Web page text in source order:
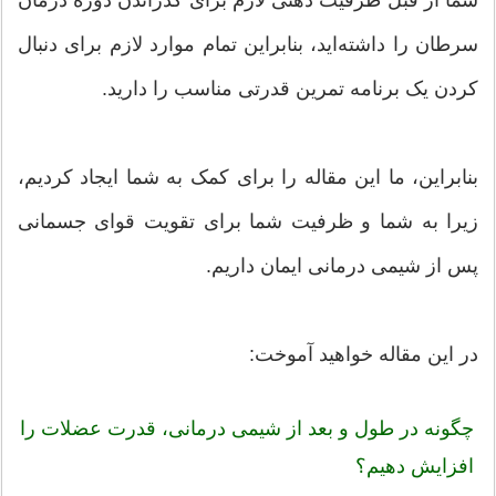
سرطان را داشته‌اید، بنابراین تمام موارد لازم برای دنبال
کردن یک برنامه تمرین قدرتی مناسب را دارید.
بنابراین، ما این مقاله را برای کمک به شما ایجاد کردیم،
زیرا به شما و ظرفیت شما برای تقویت قوای جسمانی
پس از شیمی درمانی ایمان داریم.
در این مقاله خواهید آموخت:
چگونه در طول و بعد از شیمی درمانی، قدرت عضلات را
افزایش دهیم؟